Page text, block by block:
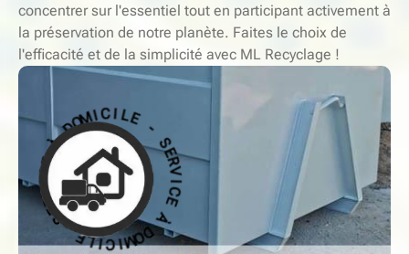
concentrer sur l'essentiel tout en participant activement à
la préservation de notre planète. Faites le choix de
l'efficacité et de la simplicité avec ML Recyclage !
S
E
R
V
I
C
E
À
D
O
M
I
C
ILE - SE R
V I
C
E
À
D
O
M
I
C
I
L
E
-